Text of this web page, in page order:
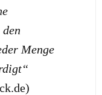
Menge